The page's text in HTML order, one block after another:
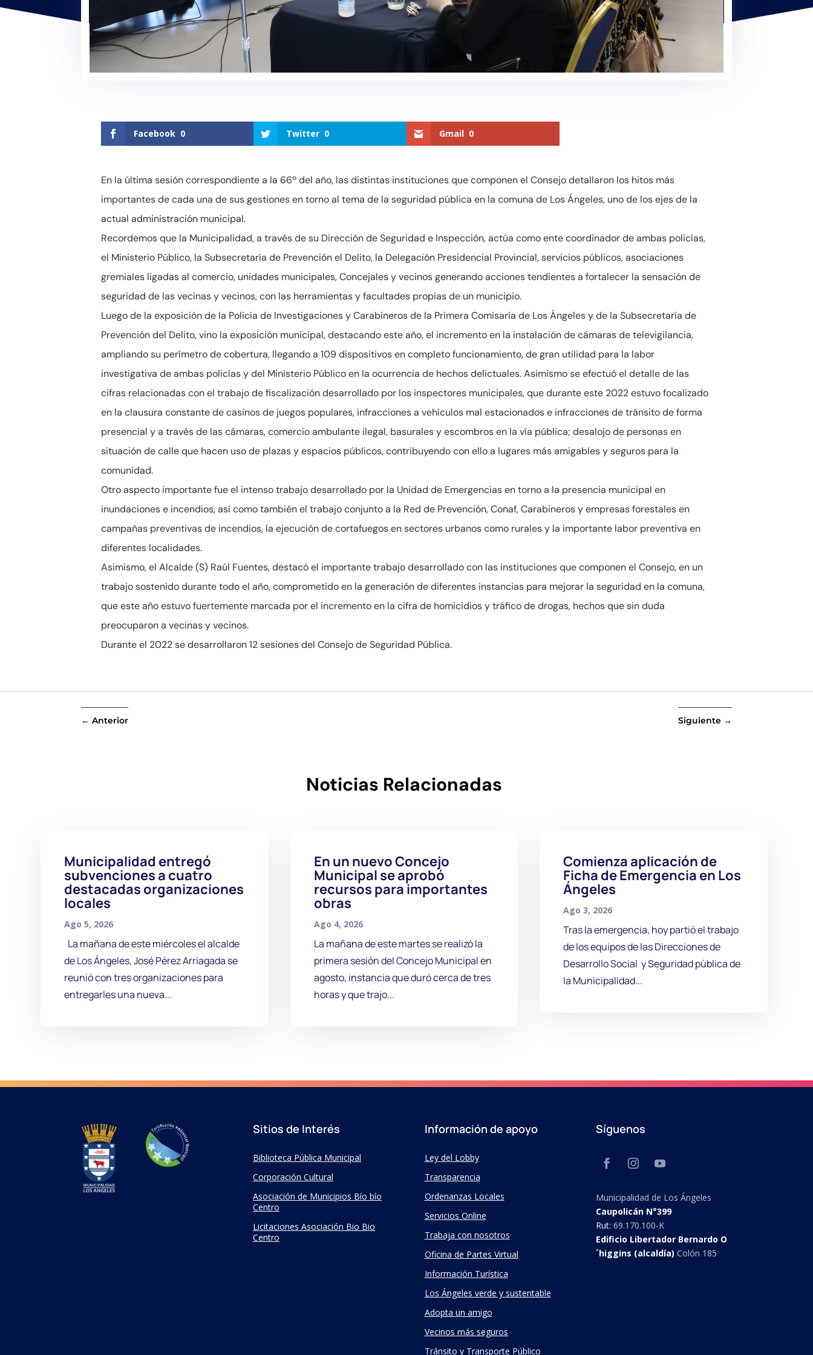
Facebook 0 Twitter 0 Gmail 0
En la última sesión correspondiente a la 66º del año, las distintas instituciones que componen el Consejo detallaron los hitos más
importantes de cada una de sus gestiones en torno al tema de la seguridad pública en la comuna de Los Ángeles, uno de los ejes de la
actual administración municipal.
Recordemos que la Municipalidad, a través de su Dirección de Seguridad e Inspección, actúa como ente coordinador de ambas policías,
el Ministerio Público, la Subsecretaría de Prevención el Delito, la Delegación Presidencial Provincial, servicios públicos, asociaciones
gremiales ligadas al comercio, unidades municipales, Concejales y vecinos generando acciones tendientes a fortalecer la sensación de
seguridad de las vecinas y vecinos, con las herramientas y facultades propias de un municipio.
Luego de la exposición de la Policía de Investigaciones y Carabineros de la Primera Comisaría de Los Ángeles y de la Subsecretaría de
Prevención del Delito, vino la exposición municipal, destacando este año, el incremento en la instalación de cámaras de televigilancia,
ampliando su perímetro de cobertura, llegando a 109 dispositivos en completo funcionamiento, de gran utilidad para la labor
investigativa de ambas policías y del Ministerio Público en la ocurrencia de hechos delictuales. Asimismo se efectuó el detalle de las
cifras relacionadas con el trabajo de fiscalización desarrollado por los inspectores municipales, que durante este 2022 estuvo focalizado
en la clausura constante de casinos de juegos populares, infracciones a vehículos mal estacionados e infracciones de tránsito de forma
presencial y a través de las cámaras, comercio ambulante ilegal, basurales y escombros en la vía pública; desalojo de personas en
situación de calle que hacen uso de plazas y espacios públicos, contribuyendo con ello a lugares más amigables y seguros para la
comunidad.
Otro aspecto importante fue el intenso trabajo desarrollado por la Unidad de Emergencias en torno a la presencia municipal en
inundaciones e incendios, así como también el trabajo conjunto a la Red de Prevención, Conaf, Carabineros y empresas forestales en
campañas preventivas de incendios, la ejecución de cortafuegos en sectores urbanos como rurales y la importante labor preventiva en
diferentes localidades.
Asimismo, el Alcalde (S) Raúl Fuentes, destacó el importante trabajo desarrollado con las instituciones que componen el Consejo, en un
trabajo sostenido durante todo el año, comprometido en la generación de diferentes instancias para mejorar la seguridad en la comuna,
que este año estuvo fuertemente marcada por el incremento en la cifra de homicidios y tráfico de drogas, hechos que sin duda
preocuparon a vecinas y vecinos.
Durante el 2022 se desarrollaron 12 sesiones del Consejo de Seguridad Pública.
←Anterior Siguiente→
Noticias Relacionadas
Municipalidad entregó
subvenciones a cuatro
destacadas organizaciones
locales
Ago 5, 2026
La mañana de este miércoles el alcalde
de Los Ángeles, José Pérez Arriagada se
reunió con tres organizaciones para
entregarles una nueva...
En un nuevo Concejo
Municipal se aprobó
recursos para importantes
obras
Ago 4, 2026
La mañana de este martes se realizó la
primera sesión del Concejo Municipal en
agosto, instancia que duró cerca de tres
horas y que trajo...
Comienza aplicación de
Ficha de Emergencia en Los
Ángeles
Ago 3, 2026
Tras la emergencia, hoy partió el trabajo
de los equipos de las Direcciones de
Desarrollo Social y Seguridad pública de
la Municipalidad...
Sitios de Interés
Biblioteca Pública Municipal
Corporación Cultural
Asociación de Municipios Bío bío
Centro
Licitaciones Asociación Bio Bio
Centro
Información de apoyo
Ley del Lobby
Transparencia
Ordenanzas Locales
Servicios Online
Trabaja con nosotros
Oficina de Partes Virtual
Información Turística
Los Ángeles verde y sustentable
Adopta un amigo
Vecinos más seguros
Tránsito y Transporte Público
Síguenos
Municipalidad de Los Ángeles
Caupolicán N°399
Rut:69.170.100-K
Edificio Libertador Bernardo O
´higgins (alcaldía)Colón 185